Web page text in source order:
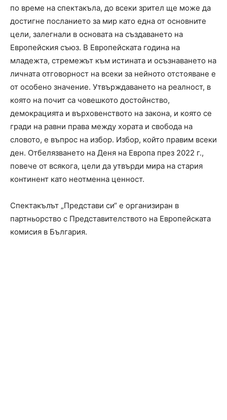
по време на спектакъла, до всеки зрител ще може да
достигне посланието за мир като една от основните
цели, залегнали в основата на създаването на
Европейския съюз. В Европейската година на
младежта, стремежът към истината и осъзнаването на
личната отговорност на всеки за нейното отстояване е
от особено значение. Утвърждаването на реалност, в
която на почит са човешкото достойнство,
демокрацията и върховенството на закона, и която се
гради на равни права между хората и свобода на
словото, е въпрос на избор. Избор, който правим всеки
ден. Отбелязването на Деня на Европа през 2022 г.,
повече от всякога, цели да утвърди мира на стария
континент като неотменна ценност.
Спектакълът „Представи си“ е организиран в
партньорство с Представителството на Европейската
комисия в България.